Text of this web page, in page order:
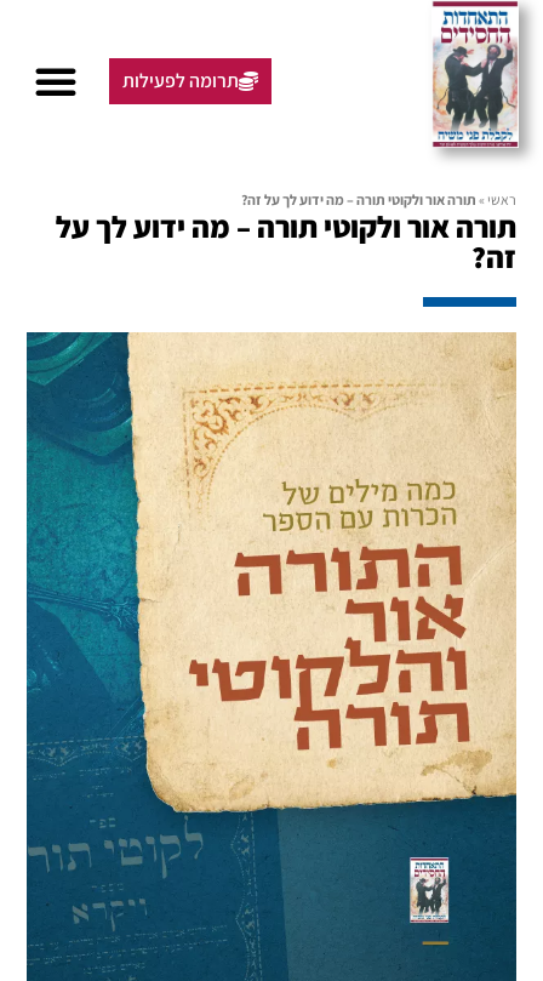
תרומה לפעילות
ראשי » תורה אור ולקוטי תורה – מה ידוע לך על זה?
תורה אור ולקוטי תורה – מה ידוע לך על
זה?